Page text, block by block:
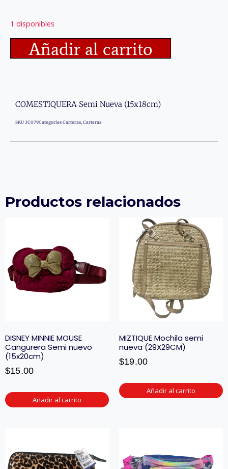
1 disponibles
Añadir al carrito
COMESTIQUERA Semi Nueva (15x18cm)
SKU 3C079Categories Carteras, Carteras
Productos relacionados
DISNEY MINNIE MOUSE
Cangurera Semi nuevo
(15x20cm)
$15.00
Añadir al carrito
MIZTIQUE Mochila semi
nueva (29X29CM)
$19.00
Añadir al carrito